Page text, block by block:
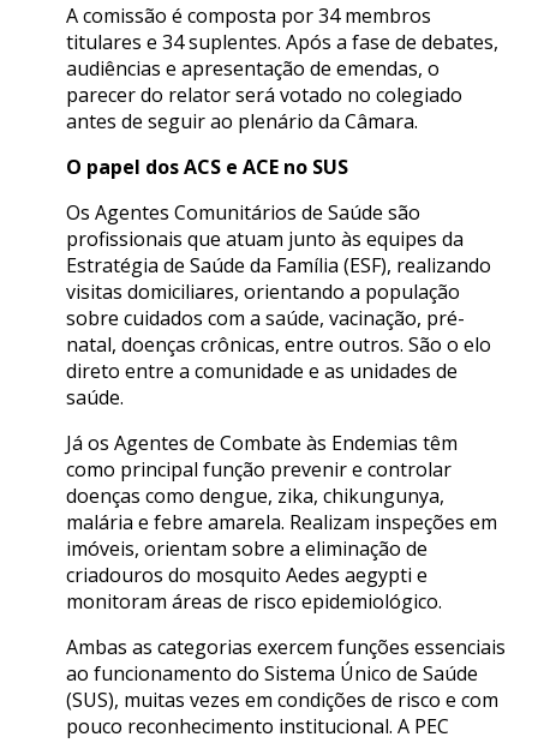
A comissão é composta por 34 membros
titulares e 34 suplentes. Após a fase de debates,
audiências e apresentação de emendas, o
parecer do relator será votado no colegiado
antes de seguir ao plenário da Câmara.
O papel dos ACS e ACE no SUS
Os Agentes Comunitários de Saúde são
profissionais que atuam junto às equipes da
Estratégia de Saúde da Família (ESF), realizando
visitas domiciliares, orientando a população
sobre cuidados com a saúde, vacinação, pré-
natal, doenças crônicas, entre outros. São o elo
direto entre a comunidade e as unidades de
saúde.
Já os Agentes de Combate às Endemias têm
como principal função prevenir e controlar
doenças como dengue, zika, chikungunya,
malária e febre amarela. Realizam inspeções em
imóveis, orientam sobre a eliminação de
criadouros do mosquito Aedes aegypti e
monitoram áreas de risco epidemiológico.
Ambas as categorias exercem funções essenciais
ao funcionamento do Sistema Único de Saúde
(SUS), muitas vezes em condições de risco e com
pouco reconhecimento institucional. A PEC